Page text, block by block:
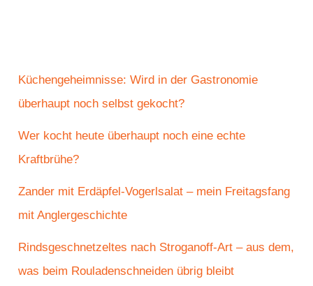
Küchengeheimnisse: Wird in der Gastronomie
überhaupt noch selbst gekocht?
Wer kocht heute überhaupt noch eine echte
Kraftbrühe?
Zander mit Erdäpfel-Vogerlsalat – mein Freitagsfang
mit Anglergeschichte
Rindsgeschnetzeltes nach Stroganoff-Art – aus dem,
was beim Rouladenschneiden übrig bleibt